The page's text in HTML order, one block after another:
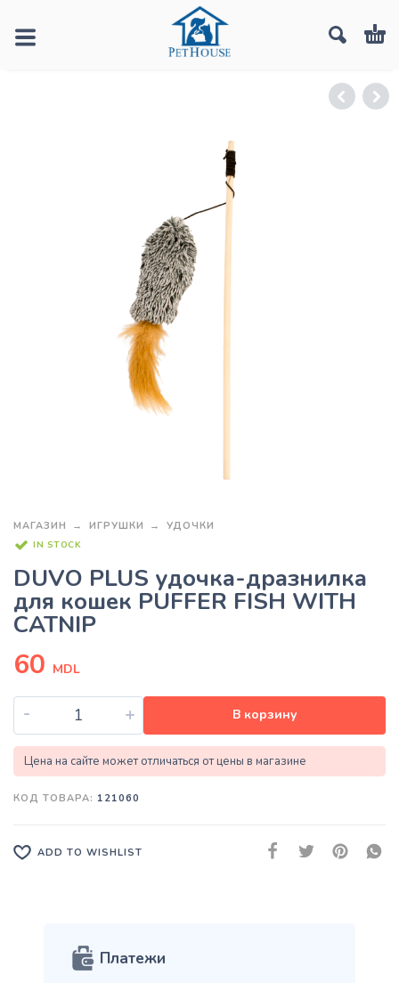
МАГАЗИН ИГРУШКИ УДОЧКИ
IN STOCK
DUVO PLUS удочка-дразнилка
для кошек PUFFER FISH WITH
CATNIP
60 MDL
- + В корзину
Цена на сайте может отличаться от цены в магазине
КОД ТОВАРА: 121060
ADD TO WISHLIST
Платежи